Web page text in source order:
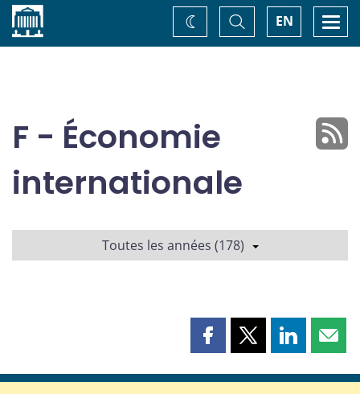
Accueil EN
Basculer
la
recherche
Changez
de
F - Économie
internationale
Toutes les années (178)
Partager
page
Partager
page
Partager
page page